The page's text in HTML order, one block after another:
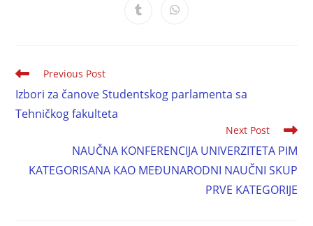
Previous Post
Izbori za čanove Studentskog parlamenta sa
Tehničkog fakulteta
Next Post
NAUČNA KONFERENCIJA UNIVERZITETA PIM
KATEGORISANA KAO MEĐUNARODNI NAUČNI SKUP
PRVE KATEGORIJE